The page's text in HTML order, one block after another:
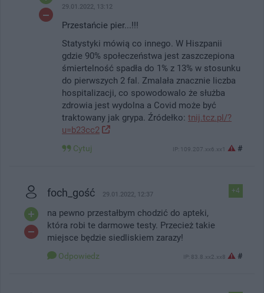
29.01.2022, 13:12
Przestańcie pier...!!!
Statystyki mówią co innego. W Hiszpanii
gdzie 90% społeczeństwa jest zaszczepiona
śmiertelność spadła do 1% z 13% w stosunku
do pierwszych 2 fal. Zmalała znacznie liczba
hospitalizacji, co spowodowalo że służba
zdrowia jest wydolna a Covid może być
traktowany jak grypa. Źródełko: tnij.tcz.pl/?
u=b23cc2
Cytuj IP: 109.207.xx6.xx1 #
+4
foch_gość 29.01.2022, 12:37
na pewno przestałbym chodzić do apteki,
która robi te darmowe testy. Przecież takie
miejsce będzie siedliskiem zarazy!
Odpowiedz IP: 83.8.xx2.xx8 #